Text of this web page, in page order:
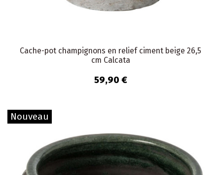
Cache-pot champignons en relief ciment beige 26,5
cm Calcata
59,90 €
Nouveau